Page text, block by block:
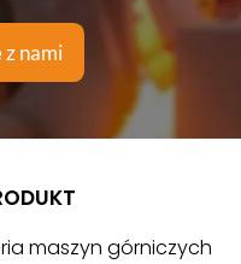
z nami
maszyn górniczych